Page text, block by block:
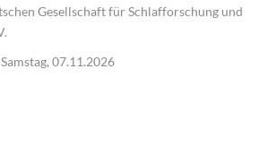
Gesellschaft für Schlafforschung und
07.11.2026